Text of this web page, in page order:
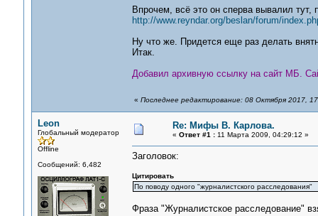
Впрочем, всё это он сперва вывалил тут,
http://www.reyndar.org/beslan/forum/
Ну что же. Придется еще раз делать
Итак.
Добавил архивную ссылку на сайт МБ.
« Последнее редактирование: 08 Октября 2017,
Leon
Глобальный модератор
Offline
Сообщений: 6,482
Re: Мифы В. Карлова.
« Ответ #1 :11 Марта 2009, 04:29:12 »
Заголовок:
Цитировать
По поводу одного "журналистского расследования"
Фраза "Журналистское расследование"